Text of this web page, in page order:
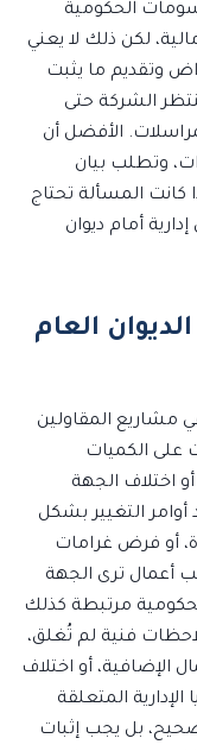
الحكومية
لكن ذلك لا يعني
وتقديم ما يثبت
الشركة حتى
الأفضل أن
وتطلب بيان
كانت المسألة تحتاج
أمام ديوان
العام
مشاريع المقاولين
على الكميات
اختلاف الجهة
التغيير بشكل
أو فرض غرامات
أعمال ترى الجهة
مرتبطة كذلك
فنية لم تُغلق،
الإضافية، أو اختلاف
المتعلقة
صحيح، بل يجب إثبات